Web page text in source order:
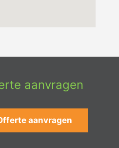
aanvragen
aanvragen